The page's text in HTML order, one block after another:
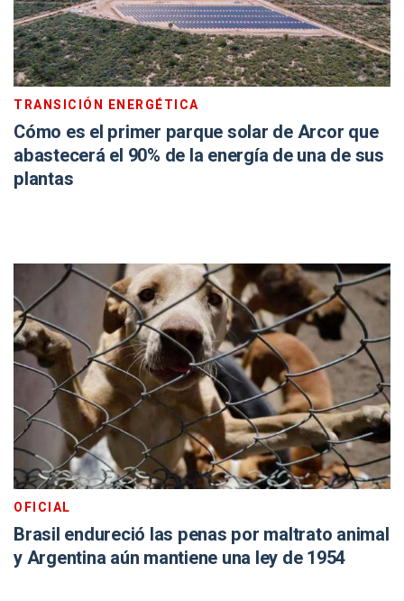
TRANSICIÓN ENERGÉTICA
Cómo es el primer parque solar de Arcor que
abastecerá el 90% de la energía de una de sus
plantas
OFICIAL
Brasil endureció las penas por maltrato animal
y Argentina aún mantiene una ley de 1954